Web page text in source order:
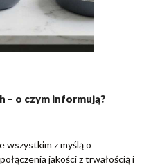
– o czym informują?
wszystkim z myślą o
jakości z trwałością i